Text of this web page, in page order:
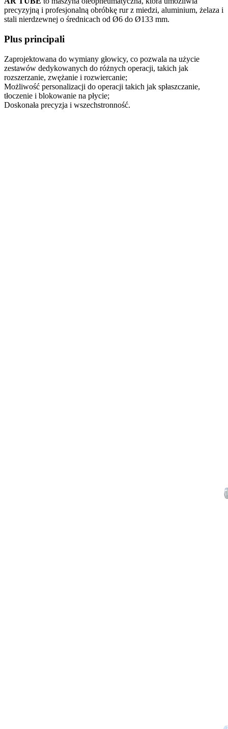
precyzyjną i profesjonalną obróbkę rur z miedzi, aluminium, żelaza i
stali nierdzewnej o średnicach od Ø6 do Ø133 mm.
Plus principali
Zaprojektowana do wymiany głowicy, co pozwala na użycie
zestawów dedykowanych do różnych operacji, takich jak
rozszerzanie, zwężanie i rozwiercanie;
Możliwość personalizacji do operacji takich jak spłaszczanie,
tłoczenie i blokowanie na płycie;
Doskonała precyzja i wszechstronność.